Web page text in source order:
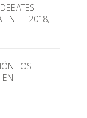
EN EL 2018,
LOS
EN